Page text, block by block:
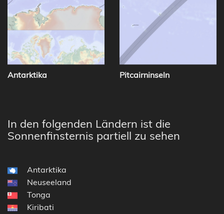
Antarktika Pitcairninseln
In den folgenden Ländern ist die
Sonnenfinsternis partiell zu sehen
Antarktika
Neuseeland
Tonga
Kiribati